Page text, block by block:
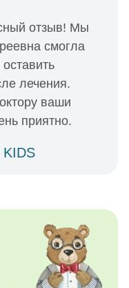
отзыв! Мы
смогла
лечения.
ваши
приятно.